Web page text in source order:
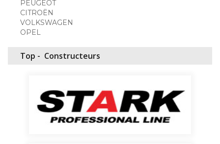
PEUGEOT
CITROËN
VOLKSWAGEN
OPEL
Top - Constructeurs